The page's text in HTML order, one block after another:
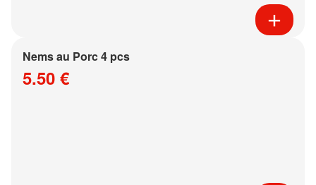
Nems au Porc 4 pcs
5.50 €